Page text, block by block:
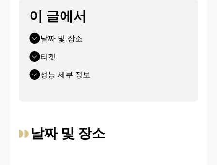
이 글에서
날짜 및 장소
티켓
성능 세부 정보
날짜 및 장소